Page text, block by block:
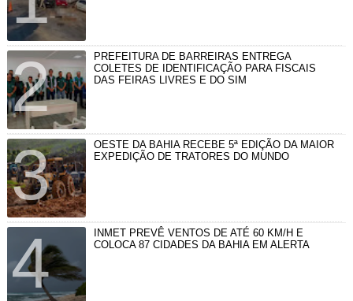
PREFEITURA DE BARREIRAS ENTREGA
COLETES DE IDENTIFICAÇÃO PARA FISCAIS
DAS FEIRAS LIVRES E DO SIM
OESTE DA BAHIA RECEBE 5ª EDIÇÃO DA MAIOR
EXPEDIÇÃO DE TRATORES DO MUNDO
INMET PREVÊ VENTOS DE ATÉ 60 KM/H E
COLOCA 87 CIDADES DA BAHIA EM ALERTA